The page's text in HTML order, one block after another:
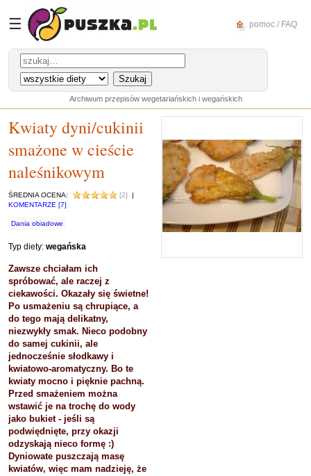
☰ pomoc / FAQ
Archiwum przepisów wegetariańskich i wegańskich
Kwiaty dyni/cukinii
smażone w cieście
naleśnikowym
ŚREDNIA OCENA: [2]
|
KOMENTARZE [7]
Dania obiadowe
Typ diety: wegańska
Zawsze chciałam ich
spróbować, ale raczej z
ciekawości. Okazały się świetne!
Po usmażeniu są chrupiące, a
do tego mają delikatny,
niezwykły smak. Nieco podobny
do samej cukinii, ale
jednocześnie słodkawy i
kwiatowo-aromatyczny. Bo te
kwiaty mocno i pięknie pachną.
Przed smażeniem można
wstawić je na trochę do wody
jako bukiet - jeśli są
podwiędnięte, przy okazji
odzyskają nieco formę :)
Dyniowate puszczają masę
kwiatów, więc mam nadzieję, że